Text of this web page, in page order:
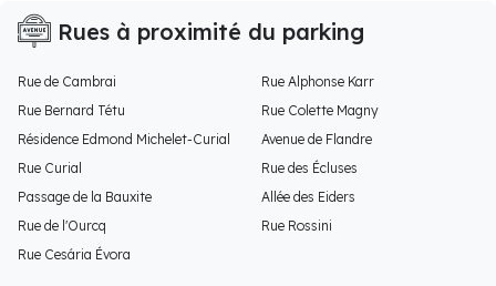
Rues à proximité du parking
Rue de Cambrai
Rue Alphonse Karr
Rue Bernard Tétu
Rue Colette Magny
Résidence Edmond Michelet-Curial
Avenue de Flandre
Rue Curial
Rue des Écluses
Passage de la Bauxite
Allée des Eiders
Rue de l'Ourcq
Rue Rossini
Rue Cesária Évora